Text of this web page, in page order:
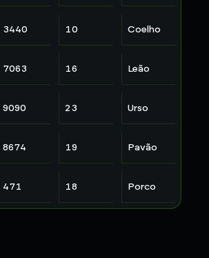
3440 10 Coelho
7063 16 Leão
9090 23 Urso
8674 19 Pavão
471 18 Porco